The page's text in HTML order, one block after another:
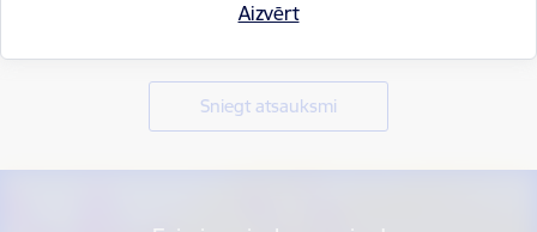
Aizvērt
Vai šī informācija bija noderīga?
Sniegt atsauksmi